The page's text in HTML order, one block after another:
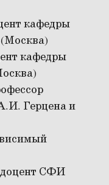
кафедры
кафедры
Герцена и
доцент СФИ